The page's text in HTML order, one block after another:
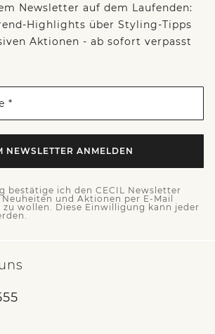
Newsletter auf dem Laufenden:
Highlights über Styling-Tipps
Aktionen - ab sofort verpasst
*
NEWSLETTER ANMELDEN
bestätige ich den CECIL Newsletter
und Aktionen per E-Mail
wollen. Diese Einwilligung kann jeder